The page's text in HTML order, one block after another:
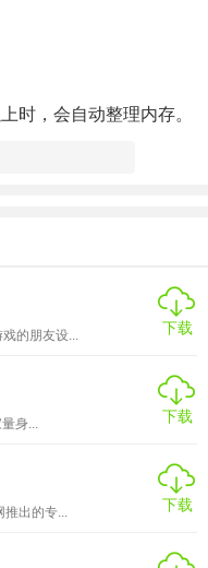
时，会自动整理内存。
。视距解锁:16倍游戏视
的朋友设...
下载
身...
下载
推出的专...
下载